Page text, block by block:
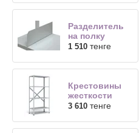
Разделитель
на полку
1 510 тенге
Крестовины
жесткости
3 610 тенге